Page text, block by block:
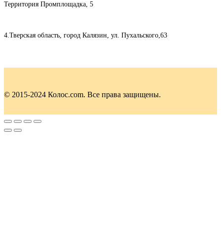
Территория Промплощадка, 5
4.Тверская область, город Калязин, ул. Пухальского,63
© 2015-2024 Колос.com. Все права защищены.